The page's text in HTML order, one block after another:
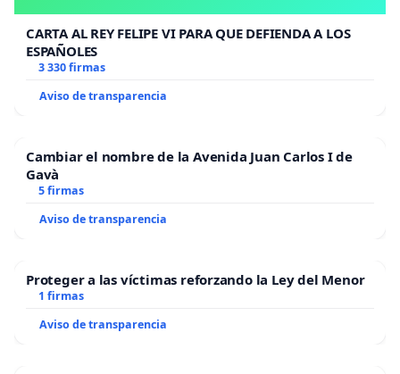
CARTA AL REY FELIPE VI PARA QUE DEFIENDA A LOS
ESPAÑOLES
3 330 firmas
Aviso de transparencia
Cambiar el nombre de la Avenida Juan Carlos I de
Gavà
5 firmas
Aviso de transparencia
Proteger a las víctimas reforzando la Ley del Menor
1 firmas
Aviso de transparencia